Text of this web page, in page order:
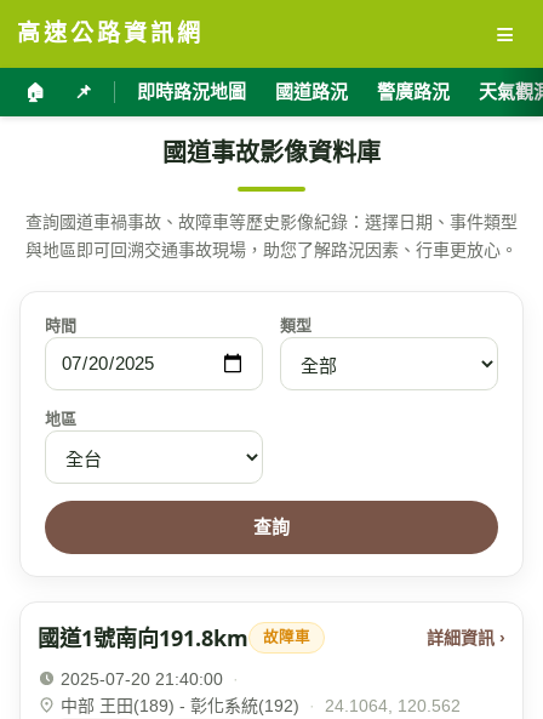
高速公路資訊網 ≡
🏠 📌 即時路況地圖 國道路況 警廣路況 天氣觀
國道事故影像資料庫
查詢國道車禍事故、故障車等歷史影像紀錄：選擇日期、事件類型
與地區即可回溯交通事故現場，助您了解路況因素、行車更放心。
時間 類型
地區
查詢
國道1號南向191.8km 故障車 詳細資訊 ›
2025-07-20 21:40:00
·
中部 王田(189) - 彰化系統(192)
· 24.1064, 120.562